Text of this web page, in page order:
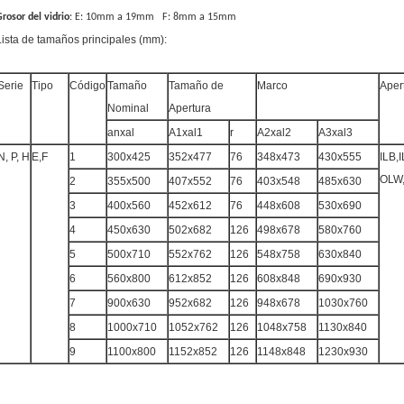
del vidrio: E: 10mm a 19mm F: 8mm a 15mm
de tamaños principales (mm):
Tipo CódigoTamaño
Nominal
Tamaño de
Apertura
Marco
anxal A1xal1 r A2xal2
A3xal3
P, H E,F 1 300x425 352x477 76 348x473 430x555
2 355x500 407x552 76 403x548
485x630
3
400x560 452x612 76 448x608
530x690
4
450x630 502x682 126 498x678
580x760
5
500x710 552x762 126 548x758
630x840
6
560x800 612x852 126 608x848
690x930
7
900x630 952x682 126 948x678
1030x760
8
1000x710 1052x762 126 1048x758
1130x840
9
1100x800 1152x852 126 1148x848 1230x930